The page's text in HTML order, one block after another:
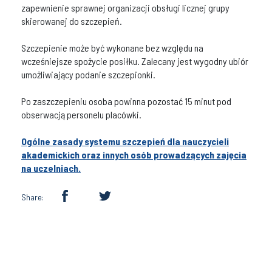
zapewnienie sprawnej organizacji obsługi licznej grupy
skierowanej do szczepień.
Szczepienie może być wykonane bez względu na
wcześniejsze spożycie posiłku. Zalecany jest wygodny ubiór
umożliwiający podanie szczepionki.
Po zaszczepieniu osoba powinna pozostać 15 minut pod
obserwacją personelu placówki.
Ogólne zasady systemu szczepień dla nauczycieli
akademickich oraz innych osób prowadzących zajęcia
na uczelniach.
Share: